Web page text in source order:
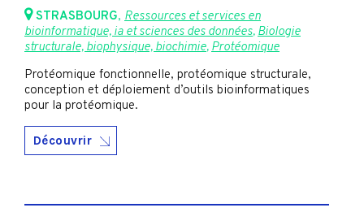
STRASBOURG, Ressources et services en
bioinformatique, ia et sciences des données, Biologie
structurale, biophysique, biochimie, Protéomique
Protéomique fonctionnelle, protéomique structurale,
conception et déploiement d’outils bioinformatiques
pour la protéomique.
Découvrir